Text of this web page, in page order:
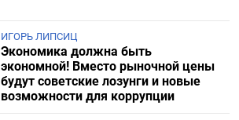
ИГОРЬ ЛИПСИЦ
Экономика должна быть
экономной! Вместо рыночной цены
будут советские лозунги и новые
возможности для коррупции